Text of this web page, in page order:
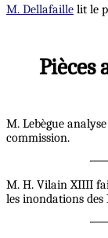
M. Dellafaille lit le
Pièces
M. Lebègue
commission.
M. H. Vilain XIIII
les inondations des